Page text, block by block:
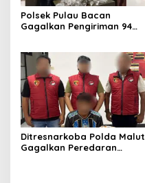
Polsek Pulau Bacan
Gagalkan Pengiriman 94
Ditresnarkoba Polda Malut
Gagalkan Peredaran